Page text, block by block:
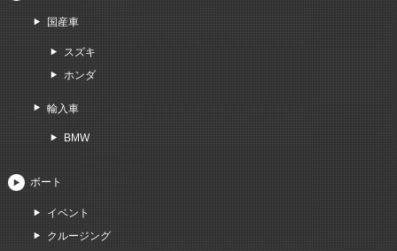
国産車
スズキ
ホンダ
輸入車
BMW
ボート
イベント
クルージング